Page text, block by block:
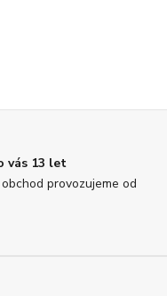
vás 13 let
provozujeme od